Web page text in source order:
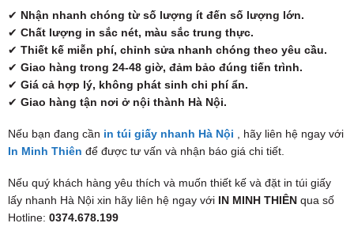
✔ Nhận nhanh chóng từ số lượng ít đến số lượng lớn.
✔ Chất lượng in sắc nét, màu sắc trung thực.
✔ Thiết kế miễn phí, chỉnh sửa nhanh chóng theo yêu cầu.
✔ Giao hàng trong 24-48 giờ, đảm bảo đúng tiến trình.
✔ Giá cả hợp lý, không phát sinh chi phí ẩn.
✔ Giao hàng tận nơi ở nội thành Hà Nội.
Nếu bạn đang cần in túi giấy nhanh Hà Nội , hãy liên hệ ngay với
In Minh Thiên để được tư vấn và nhận báo giá chi tiết.
Nếu quý khách hàng yêu thích và muốn thiết kế và đặt in túi giấy
lấy nhanh Hà Nội xin hãy liên hệ ngay với IN MINH THIÊNqua số
Hotline: 0374.678.199